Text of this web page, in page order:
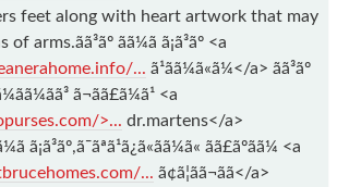
offers feet along with heart artwork that may
ãã¼ã ã¡ã³ãº <a
... ã¹ãã¼ã«ã¼</a> ãã³ãº
ã¬ãã£ã¼ã¹ <a
>... dr.martens</a>
ã¡ã³ãº,ã¯ãªã¹ã¿ã«ãã¼ã« ãã£ãºãã¼ <a
... ã¢ã¦ãã¬ãã</a>